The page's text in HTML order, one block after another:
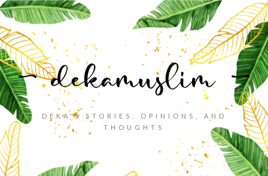
DEKA'S STORIES, OPINIONS, AND
THOUGHTS